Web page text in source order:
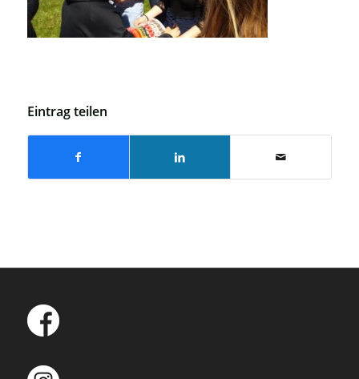
Eintrag teilen